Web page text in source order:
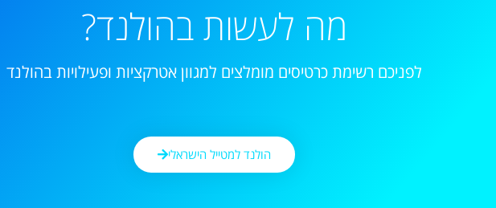
מה לעשות בהולנד?
לפניכם רשימת כרטיסים מומלצים למגוון אטרקציות ופעילויות בהולנד
הולנד למטייל הישראלי